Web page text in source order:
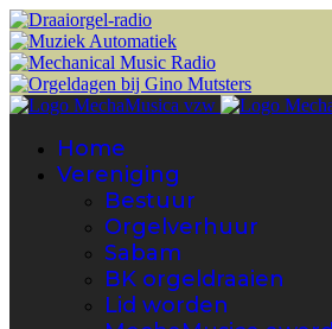
Home
Vereniging
Bestuur
Orgelverhuur
Sabam
BK orgeldraaien
Lid worden